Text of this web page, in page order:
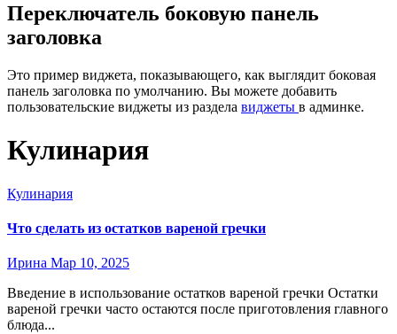
Переключатель боковую панель
заголовка
Это пример виджета, показывающего, как выглядит боковая
панель заголовка по умолчанию. Вы можете добавить
пользовательские виджеты из раздела виджеты в админке.
Кулинария
Кулинария
Что сделать из остатков вареной гречки
Ирина Мар 10, 2025
Введение в использование остатков вареной гречки Остатки
вареной гречки часто остаются после приготовления главного
блюда...